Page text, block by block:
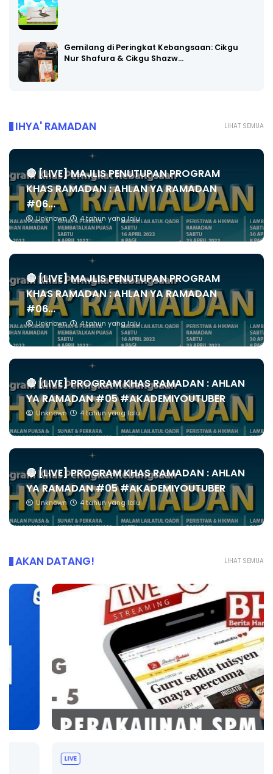
Gemilang di Peringkat Kebangsaan: Cikgu
Nur Shafura & Cikgu Shazw…
LIHAT SEMUA
IHYA' RAMADAN
🔴 [LIVE] MAJLIS PENUTUPAN PROGRAM
KHAS RAMADAN : AHLAN YA RAMADAN
#06...
Unknown 4 tahun yang lalu
🔴 [LIVE] MAJLIS PENUTUPAN PROGRAM
KHAS RAMADAN : AHLAN YA RAMADAN
#06...
Unknown 4 tahun yang lalu
🔴 [LIVE] PROGRAM KHAS RAMADAN : AHLAN
YA RAMADAN #05 #AKADEMIYOUTUBER
Unknown 4 tahun yang lalu
🔴 [LIVE] PROGRAM KHAS RAMADAN : AHLAN
YA RAMADAN #05 #AKADEMIYOUTUBER
Unknown 4 tahun yang lalu
LIHAT SEMUA
AKAN DATANG!